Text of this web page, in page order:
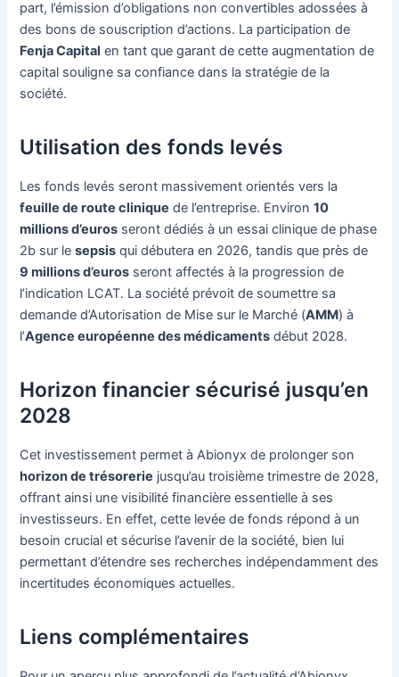
part, l’émission d’obligations non convertibles adossées à
des bons de souscription d’actions. La participation de
Fenja Capital en tant que garant de cette augmentation de
capital souligne sa confiance dans la stratégie de la
société.
Utilisation des fonds levés
Les fonds levés seront massivement orientés vers la
feuille de route clinique de l’entreprise. Environ10
millions d’euros seront dédiés à un essai clinique de phase
2b sur lesepsis qui débutera en 2026, tandis que près de
9 millions d’euros seront affectés à la progression de
l’indication LCAT. La société prévoit de soumettre sa
demande d’Autorisation de Mise sur le Marché (AMM) à
l’Agence européenne des médicaments début 2028.
Horizon financier sécurisé jusqu’en
2028
Cet investissement permet à Abionyx de prolonger son
horizon de trésorerie jusqu’au troisième trimestre de 2028,
offrant ainsi une visibilité financière essentielle à ses
investisseurs. En effet, cette levée de fonds répond à un
besoin crucial et sécurise l’avenir de la société, bien lui
permettant d’étendre ses recherches indépendamment des
incertitudes économiques actuelles.
Liens complémentaires